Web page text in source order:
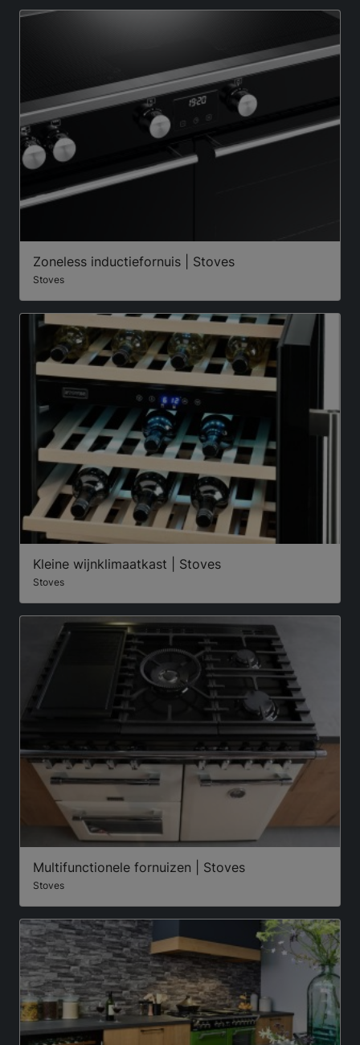
Zoneless inductiefornuis | Stoves
Stoves
Kleine wijnklimaatkast | Stoves
Stoves
Multifunctionele fornuizen | Stoves
Stoves